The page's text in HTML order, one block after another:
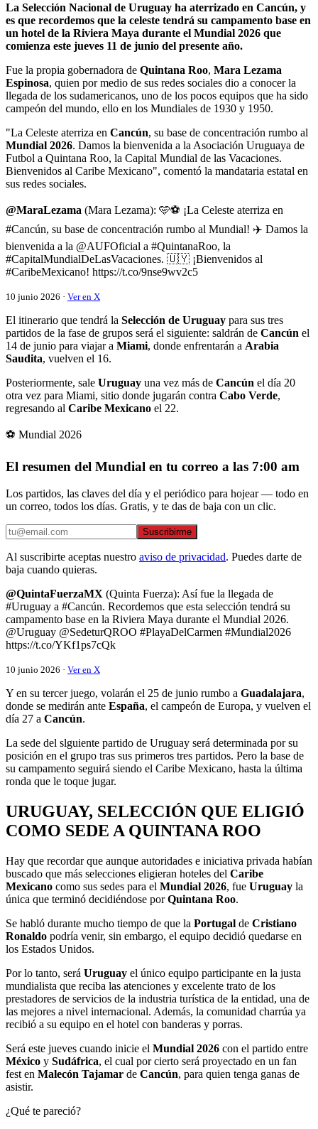
La Selección Nacional de Uruguay ha aterrizado en Cancún, y
es que recordemos que la celeste tendrá su campamento base en
un hotel de la Riviera Maya durante el Mundial 2026 que
comienza este jueves 11 de junio del presente año.
Fue la propia gobernadora de Quintana Roo, Mara Lezama
Espinosa, quien por medio de sus redes sociales dio a conocer la
llegada de los sudamericanos, uno de los pocos equipos que ha sido
campeón del mundo, ello en los Mundiales de 1930 y 1950.
"La Celeste aterriza en Cancún, su base de concentración rumbo al
Mundial 2026. Damos la bienvenida a la Asociación Uruguaya de
Futbol a Quintana Roo, la Capital Mundial de las Vacaciones.
Bienvenidos al Caribe Mexicano", comentó la mandataria estatal en
sus redes sociales.
@MaraLezama (Mara Lezama): 🩵⚽️ ¡La Celeste aterriza en
#Cancún, su base de concentración rumbo al Mundial! ✈️ Damos la
bienvenida a la @AUFOficial a #QuintanaRoo, la
#CapitalMundialDeLasVacaciones. 🇺🇾 ¡Bienvenidos al
#CaribeMexicano! https://t.co/9nse9wv2c5
10 junio 2026 · Ver en X
El itinerario que tendrá la Selección de Uruguay para sus tres
partidos de la fase de grupos será el siguiente: saldrán de Cancún el
14 de junio para viajar a Miami, donde enfrentarán a Arabia
Saudita, vuelven el 16.
Posteriormente, sale Uruguay una vez más de Cancún el día 20
otra vez para Miami, sitio donde jugarán contra Cabo Verde,
regresando al Caribe Mexicano el 22.
⚽ Mundial 2026
El resumen del Mundial en tu correo a las 7:00 am
Los partidos, las claves del día y el periódico para hojear — todo en
un correo, todos los días. Gratis, y te das de baja con un clic.
Suscribirme
Al suscribirte aceptas nuestro aviso de privacidad. Puedes darte de
baja cuando quieras.
@QuintaFuerzaMX (Quinta Fuerza): Así fue la llegada de
#Uruguay a #Cancún. Recordemos que esta selección tendrá su
campamento base en la Riviera Maya durante el Mundial 2026.
@Uruguay @SedeturQROO #PlayaDelCarmen #Mundial2026
https://t.co/YKf1ps7cQk
10 junio 2026 · Ver en X
Y en su tercer juego, volarán el 25 de junio rumbo a Guadalajara,
donde se medirán ante España, el campeón de Europa, y vuelven el
día 27 a Cancún.
La sede del slguiente partido de Uruguay será determinada por su
posición en el grupo tras sus primeros tres partidos. Pero la base de
su campamento seguirá siendo el Caribe Mexicano, hasta la última
ronda que le toque jugar.
URUGUAY, SELECCIÓN QUE ELIGIÓ
COMO SEDE A QUINTANA ROO
Hay que recordar que aunque autoridades e iniciativa privada habían
buscado que más selecciones eligieran hoteles del Caribe
Mexicano como sus sedes para el Mundial 2026, fue Uruguay la
única que terminó decidiéndose porQuintana Roo.
Se habló durante mucho tiempo de que la Portugal de Cristiano
Ronaldo podría venir, sin embargo, el equipo decidió quedarse en
los Estados Unidos.
Por lo tanto, será Uruguay el único equipo participante en la justa
mundialista que reciba las atenciones y excelente trato de los
prestadores de servicios de la industria turística de la entidad, una de
las mejores a nivel internacional. Además, la comunidad charrúa ya
recibió a su equipo en el hotel con banderas y porras.
Será este jueves cuando inicie el Mundial 2026 con el partido entre
México y Sudáfrica, el cual por cierto será proyectado en un fan
fest en Malecón Tajamar de Cancún, para quien tenga ganas de
asistir.
¿Qué te pareció?